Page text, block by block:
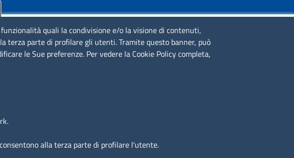
SERVIZIO REALIZZATO DA
quali la condivisione e/o la visione di contenuti,
terza parte di profilare gli utenti. Tramite questo banner, può
le Sue preferenze. Per vedere la Cookie Policy completa,
alla terza parte di profilare l'utente.